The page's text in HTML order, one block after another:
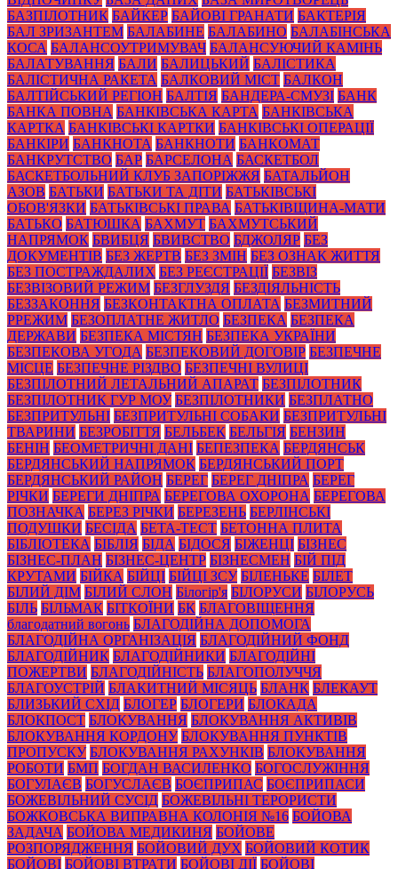
БАЗПІЛОТНИК БАЙКЕР БАЙОВІ ГРАНАТИ БАКТЕРІЯ
БАЛ ЗРИЗАНТЕМ БАЛАБИНЕ БАЛАБИНО БАЛАБІНСЬКА
КОСА БАЛАНСОУТРИМУВАЧ БАЛАНСУЮЧИЙ КАМІНЬ
БАЛАТУВАННЯ БАЛИ БАЛИЦЬКИЙ БАЛІСТИКА
БАЛІСТИЧНА РАКЕТА БАЛКОВИЙ МІСТ БАЛКОН
БАЛТІЙСЬКИЙ РЕГІОН БАЛТІЯ БАНДЕРА-СМУЗІ БАНК
БАНКА ПОВНА БАНКІВСЬКА КАРТА БАНКІВСЬКА
КАРТКА БАНКІВСЬКІ КАРТКИ БАНКІВСЬКІ ОПЕРАЦІЇ
БАНКІРИ БАНКНОТА БАНКНОТИ БАНКОМАТ
БАНКРУТСТВО БАР БАРСЕЛОНА БАСКЕТБОЛ
БАСКЕТБОЛЬНИЙ КЛУБ ЗАПОРІЖЖЯ БАТАЛЬЙОН
АЗОВ БАТЬКИ БАТЬКИ ТА ДІТИ БАТЬКІВСЬКІ
ОБОВ'ЯЗКИ БАТЬКІВСЬКІ ПРАВА БАТЬКІВЩИНА-МАТИ
БАТЬКО БАТЮШКА БАХМУТ БАХМУТСЬКИЙ
НАПРЯМОК БВИБЦЯ БВИВСТВО БДЖОЛЯР БЕЗ
ДОКУМЕНТІВ БЕЗ ЖЕРТВ БЕЗ ЗМІН БЕЗ ОЗНАК ЖИТТЯ
БЕЗ ПОСТРАЖДАЛИХ БЕЗ РЕЄСТРАЦІЇ БЕЗВІЗ
БЕЗВІЗОВИЙ РЕЖИМ БЕЗГЛУЗДЯ БЕЗДІЯЛЬНІСТЬ
БЕЗЗАКОННЯ БЕЗКОНТАКТНА ОПЛАТА БЕЗМИТНИЙ
РРЕЖИМ БЕЗОПЛАТНЕ ЖИТЛО БЕЗПЕКА БЕЗПЕКА
ДЕРЖАВИ БЕЗПЕКА МІСТЯН БЕЗПЕКА УКРАЇНИ
БЕЗПЕКОВА УГОДА БЕЗПЕКОВИЙ ДОГОВІР БЕЗПЕЧНЕ
МІСЦЕ БЕЗПЕЧНЕ РІЗДВО БЕЗПЕЧНІ ВУЛИЦІ
БЕЗПІЛОТНИЙ ЛЕТАЛЬНИЙ АПАРАТ БЕЗПІЛОТНИК
БЕЗПІЛОТНИК ГУР МОУ БЕЗПІЛОТНИКИ БЕЗПЛАТНО
БЕЗПРИТУЛЬНІ БЕЗПРИТУЛЬНІ СОБАКИ БЕЗПРИТУЛЬНІ
ТВАРИНИ БЕЗРОБІТТЯ БЕЛЬБЕК БЕЛЬГІЯ БЕНЗИН
БЕНІН БЕОМЕТРИЧНІ ДАНІ БЕПЕЗПЕКА БЕРДЯНСЬК
БЕРДЯНСЬКИЙ НАПРЯМОК БЕРДЯНСЬКИЙ ПОРТ
БЕРДЯНСЬКИЙ РАЙОН БЕРЕГ БЕРЕГ ДНІПРА БЕРЕГ
РІЧКИ БЕРЕГИ ДНІПРА БЕРЕГОВА ОХОРОНА БЕРЕГОВА
ПОЗНАЧКА БЕРЕЗ РІЧКИ БЕРЕЗЕНЬ БЕРЛІНСЬКІ
ПОДУШКИ БЕСІДА БЕТА-ТЕСТ БЕТОННА ПЛИТА
БІБЛІОТЕКА БІБЛІЯ БІДА БІДОСЯ БІЖЕНЦІ БІЗНЕС
БІЗНЕС-ПЛАН БІЗНЕС-ЦЕНТР БІЗНЕСМЕН БІЙ ПІД
КРУТАМИ БІЙКА БІЙЦІ БІЙЦІ ЗСУ БІЛЕНЬКЕ БІЛЕТ
БІЛИЙ ДІМ БІЛИЙ СЛОН Білогір'я БІЛОРУСИ БІЛОРУСЬ
БІЛЬ БІЛЬМАК БІТКОЇНИ БК БЛАГОВІЩЕННЯ
благодатний вогонь БЛАГОДІЙНА ДОПОМОГА
БЛАГОДІЙНА ОРГАНІЗАЦІЯ БЛАГОДІЙНИЙ ФОНД
БЛАГОДІЙНИК БЛАГОДІЙНИКИ БЛАГОДІЙНІ
ПОЖЕРТВИ БЛАГОДІЙНІСТЬ БЛАГОПОЛУЧЧЯ
БЛАГОУСТРІЙ БЛАКИТНИЙ МІСЯЦЬ БЛАНК БЛЕКАУТ
БЛИЗЬКИЙ СХІД БЛОГЕР БЛОГЕРИ БЛОКАДА
БЛОКПОСТ БЛОКУВАННЯ БЛОКУВАННЯ АКТИВІВ
БЛОКУВАННЯ КОРДОНУ БЛОКУВАННЯ ПУНКТІВ
ПРОПУСКУ БЛОКУВАННЯ РАХУНКІВ БЛОКУВАННЯ
РОБОТИ БМП БОГДАН ВАСИЛЕНКО БОГОСЛУЖІННЯ
БОГУЛАЄВ БОГУСЛАЄВ БОЄПРИПАС БОЄПРИПАСИ
БОЖЕВІЛЬНИЙ СУСІД БОЖЕВІЛЬНІ ТЕРОРИСТИ
БОЖКОВСЬКА ВИПРАВНА КОЛОНІЯ №16 БОЙОВА
ЗАДАЧА БОЙОВА МЕДИКИНЯ БОЙОВЕ
РОЗПОРЯДЖЕННЯ БОЙОВИЙ ДУХ БОЙОВИЙ КОТИК
БОЙОВІ БОЙОВІ ВТРАТИ БОЙОВІ ДІЇ БОЙОВІ